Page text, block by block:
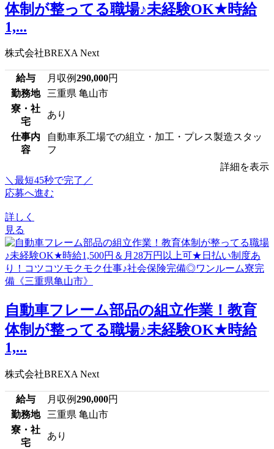
体制が整ってる職場♪未経験OK★時給
1,...
株式会社BREXA Next
給与 月収例290,000円
勤務地
三重県 亀山市
寮・社
宅
あり
仕事内
容
自動車系工場での組立・加工・プレス製造スタッ
フ
詳細を表示
＼最短45秒で完了／
応募へ進む
詳しく
見る
自動車フレーム部品の組立作業！教育
体制が整ってる職場♪未経験OK★時給
1,...
株式会社BREXA Next
給与 月収例290,000円
勤務地
三重県 亀山市
寮・社
宅
あり